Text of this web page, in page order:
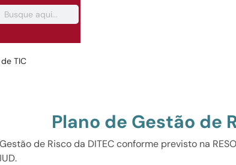
TIC
Plano de Gestão de
de Risco da DITEC conforme previsto na